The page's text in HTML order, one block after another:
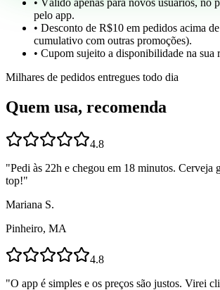
pelo app.
• Desconto de R$10 em pedidos acima
cumulativo com outras promoções).
• Cupom sujeito a disponibilidade na sua
Milhares de pedidos entregues todo dia
Quem usa, recomenda
4.8
"Pedi às 22h e chegou em 18 minutos. Cerveja
top!"
Mariana S.
Pinheiro, MA
4.8
"O app é simples e os preços são justos. Virei